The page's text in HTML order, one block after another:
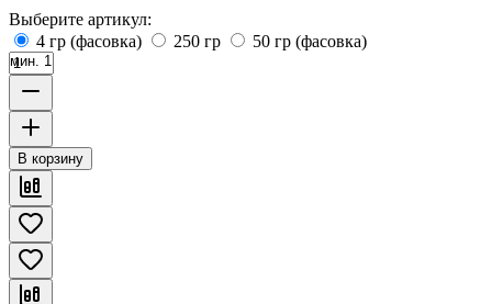
Выберите артикул:
4 гр (фасовка)
250 гр 50 гр (фасовка)
мин. 1
В корзину